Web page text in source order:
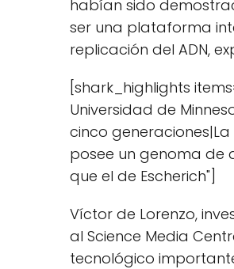
habían sido
ser una plataforma
replicación del ADN,
[shark_highlights
Universidad de
cinco
posee un genoma de
que el de Escherich"]
Víctor de Lorenzo,
al Science Media
tecnológico